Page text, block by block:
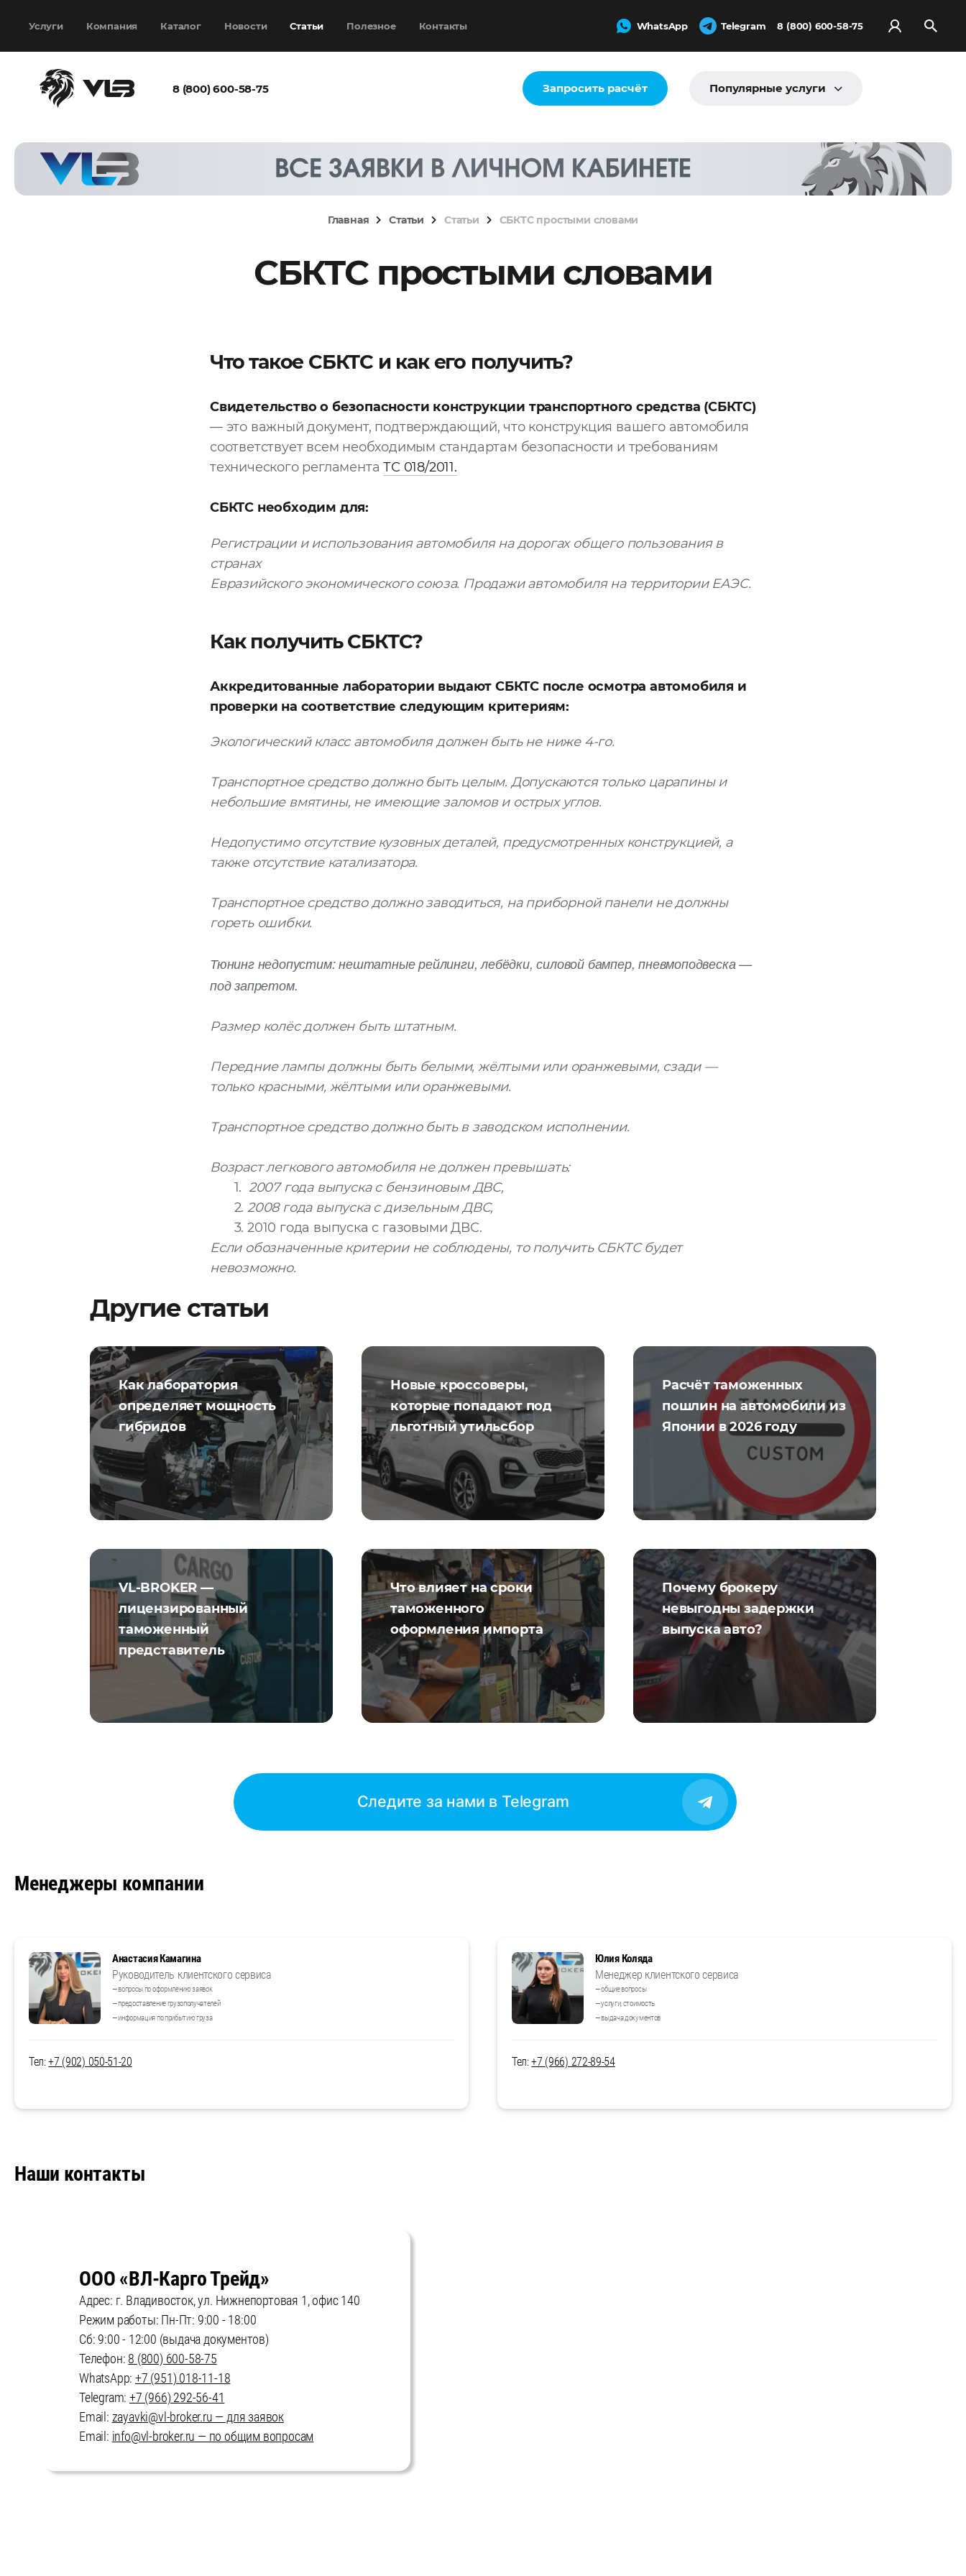
Услуги Компания Каталог Новости Статьи Полезное Контакты WhatsApp Telegram 8 (800) 600-58-75
8 (800) 600-58-75 Запросить расчёт Популярные услуги
Главная Статьи Статьи СБКТС простыми словами
СБКТС простыми словами
Что такое СБКТС и как его получить?
Свидетельство о безопасности конструкции транспортного средства (СБКТС)
— это важный документ, подтверждающий, что конструкция вашего автомобиля
соответствует всем необходимым стандартам безопасности и требованиям
технического регламентаТС 018/2011.
СБКТС необходим для:
Регистрации и использования автомобиля на дорогах общего пользования в
странах
Евразийского экономического союза. Продажи автомобиля на территории ЕАЭС.
Как получить СБКТС?
Аккредитованные лаборатории выдают СБКТС после осмотра автомобиля и
проверки на соответствие следующим критериям:
Экологический класс автомобиля должен быть не ниже 4-го.
Транспортное средство должно быть целым. Допускаются только царапины и
небольшие вмятины, не имеющие заломов и острых углов.
Недопустимо отсутствие кузовных деталей, предусмотренных конструкцией, а
также отсутствие катализатора.
Транспортное средство должно заводиться, на приборной панели не должны
гореть ошибки.
Тюнинг недопустим: нештатные рейлинги, лебёдки, силовой бампер, пневмоподвеска —
под запретом.
Размер колёс должен быть штатным.
Передние лампы должны быть белыми, жёлтыми или оранжевыми, сзади —
только красными, жёлтыми или оранжевыми.
Транспортное средство должно быть в заводском исполнении.
Возраст легкового автомобиля не должен превышать:
1. 2007 года выпуска с бензиновым ДВС,
2. 2008 года выпуска с дизельным ДВС,
3. 2010 года выпуска с газовыми ДВС.
Если обозначенные критерии не соблюдены, то получить СБКТС будет
невозможно.
Другие статьи
Как лаборатория
определяет мощность
гибридов
Новые кроссоверы,
которые попадают под
льготный утильсбор
Расчёт таможенных
пошлин на автомобили из
Японии в 2026 году
VL-BROKER —
лицензированный
таможенный
представитель
Что влияет на сроки
таможенного
оформления импорта
Почему брокеру
невыгодны задержки
выпуска авто?
Следите за нами в Telegram
Менеджеры компании
Анастасия Камагина
Руководитель клиентского сервиса
— вопросы по оформлению заявок
— предоставление грузополучателей
— информация по прибытию груза
Тел:+7 (902) 050-51-20
Юлия Коляда
Менеджер клиентского сервиса
— общие вопросы
— услуги, стоимость
— выдача документов
Тел:+7 (966) 272-89-54
Наши контакты
ООО «ВЛ-Карго Трейд»
Адрес: г. Владивосток, ул. Нижнепортовая 1, офис 140
Режим работы: Пн-Пт: 9:00 - 18:00
Сб: 9:00 - 12:00 (выдача документов)
Телефон: 8 (800) 600-58-75
WhatsApp:+7 (951) 018-11-18
Telegram: +7 (966) 292-56-41
Email: zayavki@vl-broker.ru — для заявок
Email: info@vl-broker.ru — по общим вопросам
выбран
Согласен с
политикой
конфиденциальности
и наобработку моих